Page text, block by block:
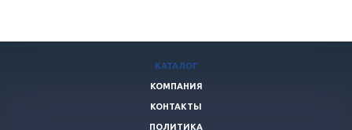
КАТАЛОГ
КОМПАНИЯ
КОНТАКТЫ
ПОЛИТИКА